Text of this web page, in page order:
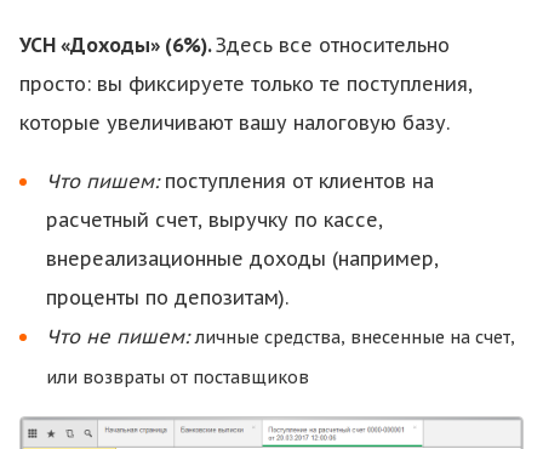
УСН «Доходы» (6%).Здесь все относительно
просто: вы фиксируете только те поступления,
которые увеличивают вашу налоговую базу.
Что пишем:поступления от клиентов на
расчетный счет, выручку по кассе,
внереализационные доходы (например,
проценты по депозитам).
Что не пишем:личные средства, внесенные на счет,
или возвраты от поставщиков